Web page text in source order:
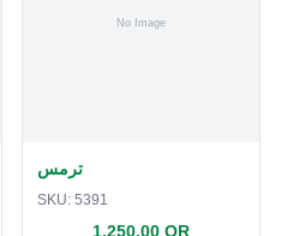
ترمس
SKU: 5391
1,250.00 QR